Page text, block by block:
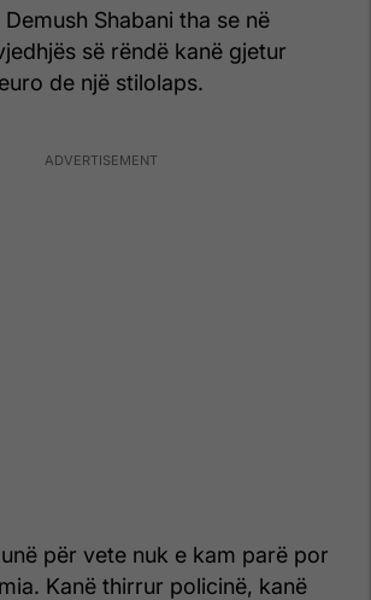
Shabani tha se në
së rëndë kanë gjetur
de një stilolaps.
për vete nuk e kam parë por
Kanë thirrur policinë, kanë